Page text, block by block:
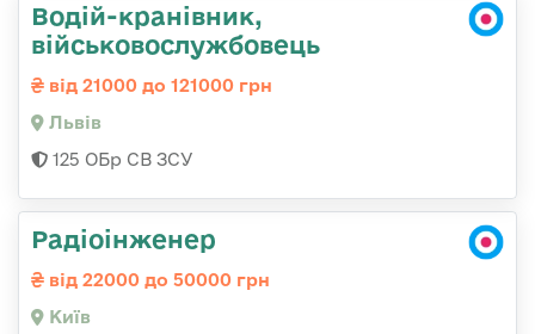
Водій-кранівник,
військовослужбовець
від 21000 до 121000 грн
Львів
125 ОБр СВ ЗСУ
Радіоінженер
від 22000 до 50000 грн
Київ